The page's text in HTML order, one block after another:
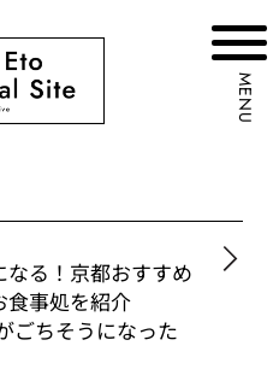
MENU
なる！京都おすすめ
食事処を紹介
ちそうになった